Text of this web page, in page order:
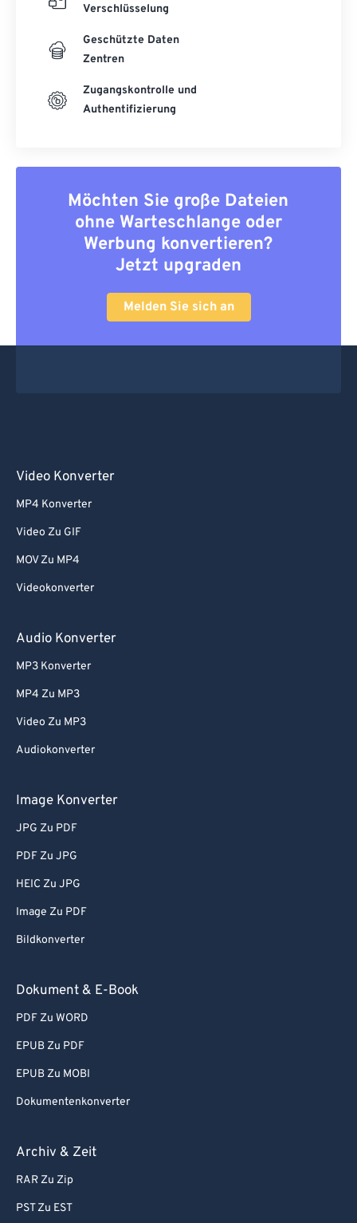
Verschlüsselung
Geschützte Daten
Zentren
Zugangskontrolle und
Authentifizierung
Möchten Sie große Dateien
ohne Warteschlange oder
Werbung konvertieren?
Jetzt upgraden
Melden Sie sich an
Video Konverter
MP4 Konverter
Video Zu GIF
MOV Zu MP4
Videokonverter
Audio Konverter
MP3 Konverter
MP4 Zu MP3
Video Zu MP3
Audiokonverter
Image Konverter
JPG Zu PDF
PDF Zu JPG
HEIC Zu JPG
Image Zu PDF
Bildkonverter
Dokument & E-Book
PDF Zu WORD
EPUB Zu PDF
EPUB Zu MOBI
Dokumentenkonverter
Archiv & Zeit
RAR Zu Zip
PST Zu EST